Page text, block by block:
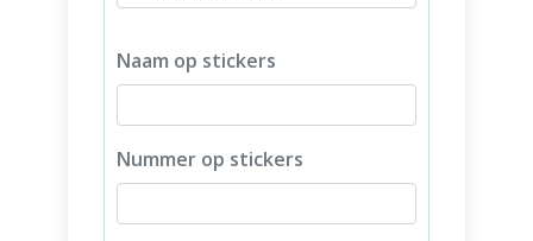
Naam op stickers
Nummer op stickers